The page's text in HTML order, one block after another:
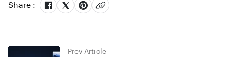
Share :
Prev Article